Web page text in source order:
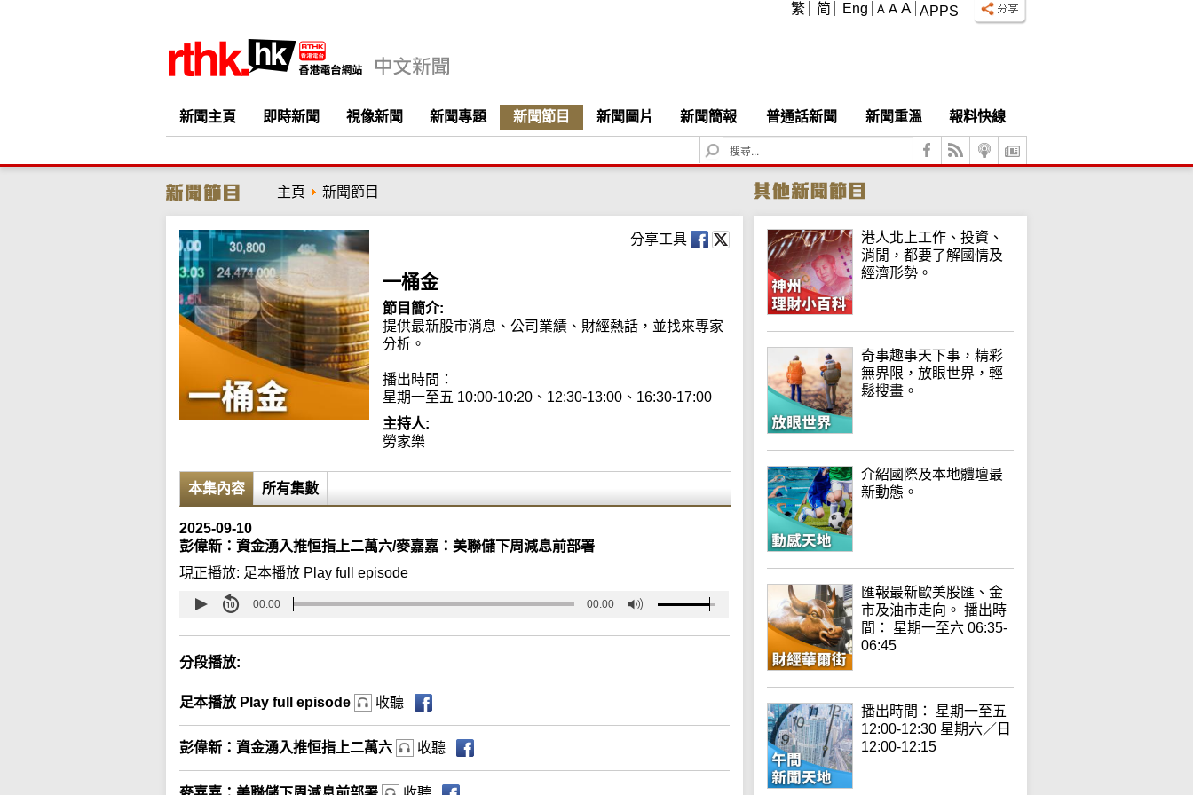
APPS
A A A
繁 简 Eng
新聞主頁 即時新聞 視像新聞 新聞專題 新聞節目 新聞圖片 新聞簡報 普通話新聞 新聞重溫
報料快線
S
e
c
h
主頁 新聞節目
分享工具
一桶金
節目簡介:
提供最新股市消息、公司業績、財經熱話，並找來專家
分析。
播出時間：
星期一至五 10:00-10:20、12:30-13:00、16:30-17:00
主持人:
勞家樂
本集內容 所有集數
2025-09-10
彭偉新：資金湧入推恒指上二萬六/麥嘉嘉：美聯儲下周減息前部署
現正播放: 足本播放 Play full episode
00:00 00:00
分段播放:
足本播放 Play full episode 收聽
彭偉新：資金湧入推恒指上二萬六 收聽
港人北上工作、投資、
消閒，都要了解國情及
經濟形勢。
奇事趣事天下事，精彩
無界限，放眼世界，輕
鬆搜畫。
介紹國際及本地體壇最
新動態。
匯報最新歐美股匯、金
市及油市走向。 播出時
間： 星期一至六 06:35-
06:45
播出時間： 星期一至五
12:00-12:30 星期六／日
12:00-12:15